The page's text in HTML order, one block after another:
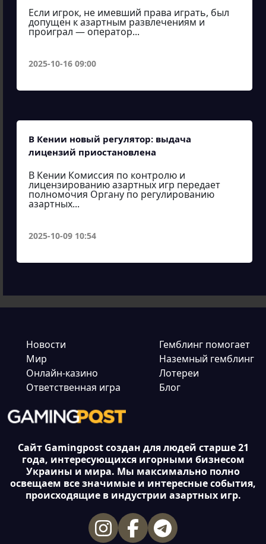
Если игрок, не имевший права играть, был
допущен к азартным развлечениям и
проиграл — оператор...
2025-10-16 09:00
В Кении новый регулятор: выдача
лицензий приостановлена
В Кении Комиссия по контролю и
лицензированию азартных игр передает
полномочия Органу по регулированию
азартных...
2025-10-09 10:54
Новости
Мир
Онлайн-казино
Ответственная игра
Гемблинг помогает
Наземный гемблинг
Лотереи
Блог
Сайт Gamingpost создан для людей старше 21
года, интересующихся игорными бизнесом
Украины и мира. Мы максимально полно
освещаем все значимые и интересные события,
происходящие в индустрии азартных игр.